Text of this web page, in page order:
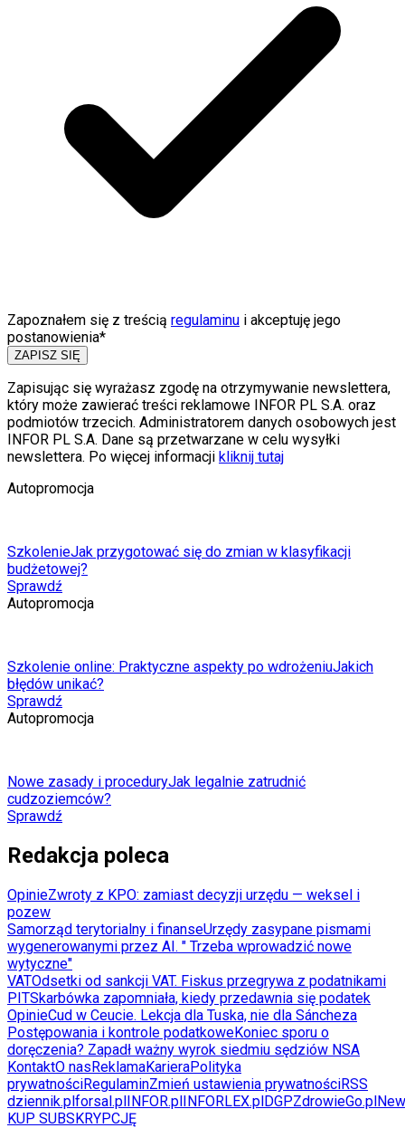
Zapoznałem się z treścią regulaminu i akceptuję jego
postanowienia*
ZAPISZ SIĘ
Zapisując się wyrażasz zgodę na otrzymywanie newslettera,
który może zawierać treści reklamowe INFOR PL S.A. oraz
podmiotów trzecich. Administratorem danych osobowych jest
INFOR PL S.A. Dane są przetwarzane w celu wysyłki
newslettera. Po więcej informacji kliknij tutaj
Autopromocja
SzkolenieJak przygotować się do zmian w klasyfikacji
budżetowej?
Sprawdź
Autopromocja
Szkolenie online: Praktyczne aspekty po wdrożeniuJakich
błędów unikać?
Sprawdź
Autopromocja
Nowe zasady i proceduryJak legalnie zatrudnić
cudzoziemców?
Sprawdź
Redakcja poleca
OpinieZwroty z KPO: zamiast decyzji urzędu — weksel i
pozew
Samorząd terytorialny i finanseUrzędy zasypane pismami
wygenerowanymi przez AI. " Trzeba wprowadzić nowe
wytyczne"
VATOdsetki od sankcji VAT. Fiskus przegrywa z podatnikami
PITSkarbówka zapomniała, kiedy przedawnia się podatek
OpinieCud w Ceucie. Lekcja dla Tuska, nie dla Sáncheza
Postępowania i kontrole podatkoweKoniec sporu o
doręczenia? Zapadł ważny wyrok siedmiu sędziów NSA
KontaktO nasReklamaKarieraPolityka
prywatnościRegulaminZmień ustawienia prywatnościRSS
dziennik.plforsal.plINFOR.plINFORLEX.plDGPZdrowieGo.pl
KUP SUBSKRYPCJĘ